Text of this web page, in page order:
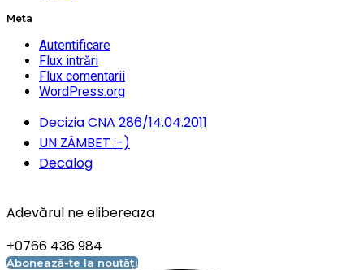
Meta
Autentificare
Flux intrări
Flux comentarii
WordPress.org
Decizia CNA 286/14.04.2011
UN ZÂMBET :-)
Decalog
Adevărul ne elibereaza
+0766 436 984
Abonează-te la noutăți